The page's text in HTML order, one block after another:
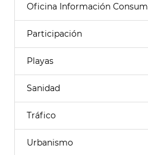
Oficina Información
Participación
Playas
Sanidad
Tráfico
Urbanismo